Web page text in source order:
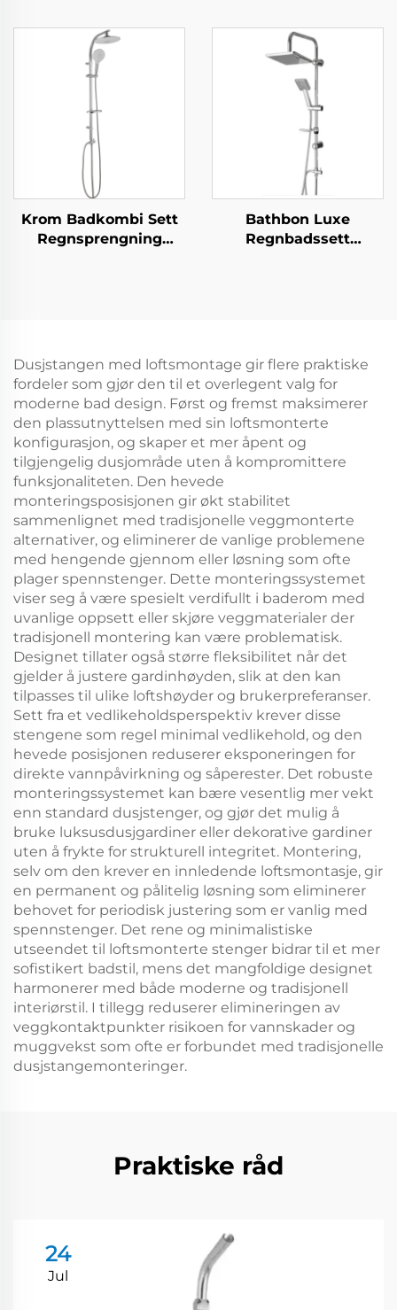
Metallslange, Enkel -
Rensing, Ingen -
Boring Selvfast
Adhesive Bracket
Tykk Varig Silicone
Anti
Blokkeringsdusjstråler
for Enkel Rensning
Krom Badkombi Sett
Regnsprengning
Bathbon Luxe
Regnbadssett
Dusjstangen med loftsmontage gir flere praktiske
fordeler som gjør den til et overlegent valg for
moderne bad design. Først og fremst maksimerer
den plassutnyttelsen med sin loftsmonterte
konfigurasjon, og skaper et mer åpent og
tilgjengelig dusjområde uten å kompromittere
funksjonaliteten. Den hevede
monteringsposisjonen gir økt stabilitet
sammenlignet med tradisjonelle veggmonterte
alternativer, og eliminerer de vanlige problemene
med hengende gjennom eller løsning som ofte
plager spennstenger. Dette monteringssystemet
viser seg å være spesielt verdifullt i baderom med
uvanlige oppsett eller skjøre veggmaterialer der
tradisjonell montering kan være problematisk.
Designet tillater også større fleksibilitet når det
gjelder å justere gardinhøyden, slik at den kan
tilpasses til ulike loftshøyder og brukerpreferanser.
Sett fra et vedlikeholdsperspektiv krever disse
stengene som regel minimal vedlikehold, og den
hevede posisjonen reduserer eksponeringen for
direkte vannpåvirkning og såperester. Det robuste
monteringssystemet kan bære vesentlig mer vekt
enn standard dusjstenger, og gjør det mulig å
bruke luksusdusjgardiner eller dekorative gardiner
uten å frykte for strukturell integritet. Montering,
selv om den krever en innledende loftsmontasje, gir
en permanent og pålitelig løsning som eliminerer
behovet for periodisk justering som er vanlig med
spennstenger. Det rene og minimalistiske
utseendet til loftsmonterte stenger bidrar til et mer
sofistikert badstil, mens det mangfoldige designet
harmonerer med både moderne og tradisjonell
interiørstil. I tillegg reduserer elimineringen av
veggkontaktpunkter risikoen for vannskader og
muggvekst som ofte er forbundet med tradisjonelle
dusjstangemonteringer.
Praktiske råd
24
Jul